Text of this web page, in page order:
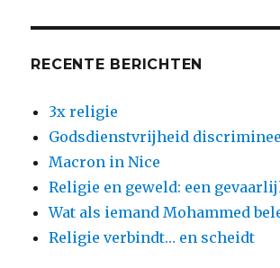
RECENTE BERICHTEN
3x religie
Godsdienstvrijheid
Macron in Nice
Religie en geweld: een
Wat als iemand Mohammed
Religie verbindt… en scheidt